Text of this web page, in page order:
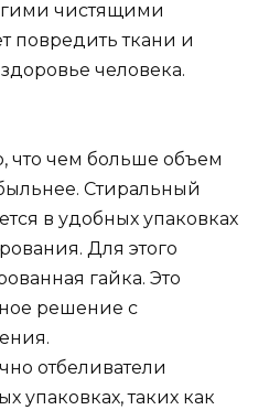
чистящими
повредить ткани и
человека.
что чем больше объем
Стиральный
в удобных упаковках
Для этого
гайка. Это
решение с
отбеливатели
упаковках, таких как